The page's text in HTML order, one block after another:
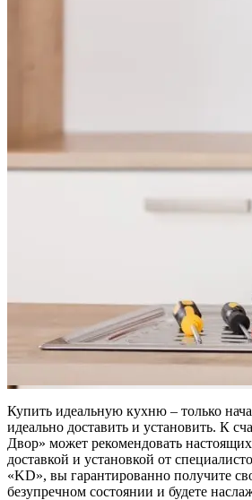
Купить идеальную кухню – только
идеально доставить и установить. К
Двор» может рекомендовать
доставкой и установкой от
«KD», вы гарантированно получите
безупречном состоянии и будете